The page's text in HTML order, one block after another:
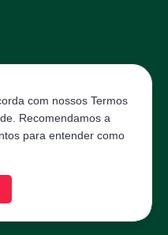
com nossos Termos
Recomendamos a
para entender como